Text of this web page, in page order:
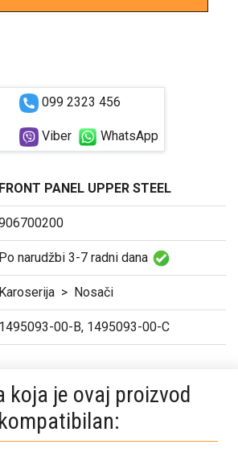
099 2323 456
Viber WhatsApp
FRONT PANEL UPPER STEEL
Po narudžbi 3-7 radni dana
Karoserija > Nosači
1495093-00-B, 1495093-00-C
koja je ovaj proizvod
kompatibilan: